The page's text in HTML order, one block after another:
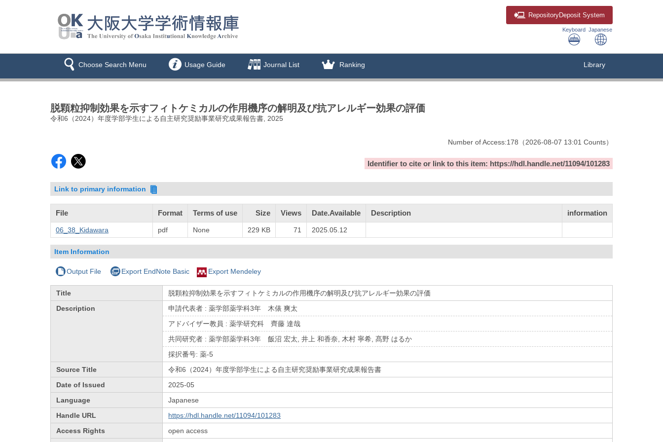
RepositoryDeposit System
Keyboard Japanese
Choose Search Menu Usage Guide Journal List Ranking Library
脱顆粒抑制効果を示すフィトケミカルの作用機序の解明及び抗アレルギー効果の評価
令和6（2024）年度学部学生による自主研究奨励事業研究成果報告書, 2025
Number of Access:178 （2026-08-07 13:01 Counts）
Identifier to cite or link to this item: https://hdl.handle.net/11094/101283
Link to primary information
File Format Terms of use Size Views Date.Available Description information
06_38_Kidawara pdf None 229 KB 71 2025.05.12
Item Information
Output File Export EndNote Basic Export Mendeley
Title
脱顆粒抑制効果を示すフィトケミカルの作用機序の解明及び抗アレルギー効果の評価
Description
申請代表者 : 薬学部薬学科3年 木俵 爽太
アドバイザー教員 : 薬学研究科 齊藤 達哉
共同研究者 : 薬学部薬学科3年 飯沼 宏太, 井上 和香奈, 木村 寧希, 髙野 はるか
採択番号: 薬-5
Source Title
令和6（2024）年度学部学生による自主研究奨励事業研究成果報告書
Date of Issued
2025-05
Language
Japanese
Handle URL
https://hdl.handle.net/11094/101283
Access Rights
open access